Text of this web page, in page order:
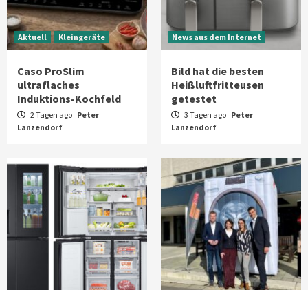
Aktuell Kleingeräte
Caso ProSlim
ultraflaches
Induktions-Kochfeld
2 Tagen ago Peter
Lanzendorf
News aus dem Internet
Bild hat die besten
Heißluftfritteusen
getestet
3 Tagen ago Peter
Lanzendorf